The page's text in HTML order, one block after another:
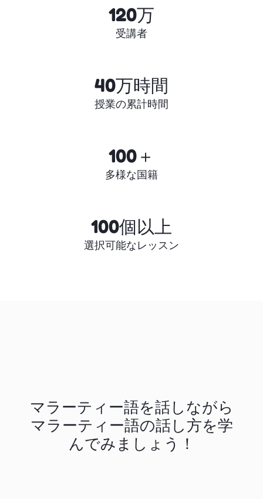
120万
受講者
40万時間
授業の累計時間
100＋
多様な国籍
100個以上
選択可能なレッスン
マラーティー語を話しながら
マラーティー語の話し方を学
んでみましょう！